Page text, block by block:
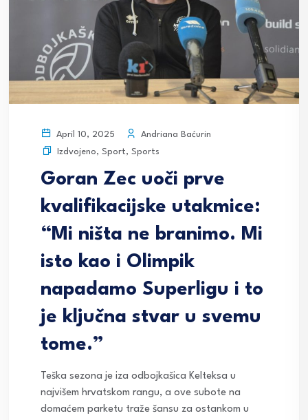
April 10, 2025
Andriana Baćurin
Izdvojeno, Sport, Sports
Goran Zec uoči prve
kvalifikacijske utakmice:
“Mi ništa ne branimo. Mi
isto kao i Olimpik
napadamo Superligu i to
je ključna stvar u svemu
tome.”
Teška sezona je iza odbojkašica Kelteksa u
najvišem hrvatskom rangu, a ove subote na
domaćem parketu traže šansu za ostankom u